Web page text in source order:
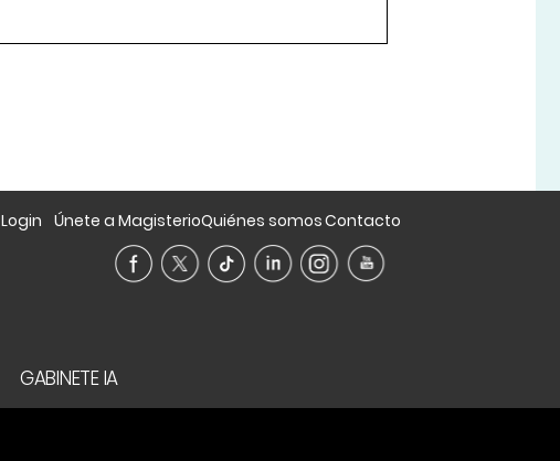
Login Únete a MagisterioQuiénes somosContacto
GABINETE IA